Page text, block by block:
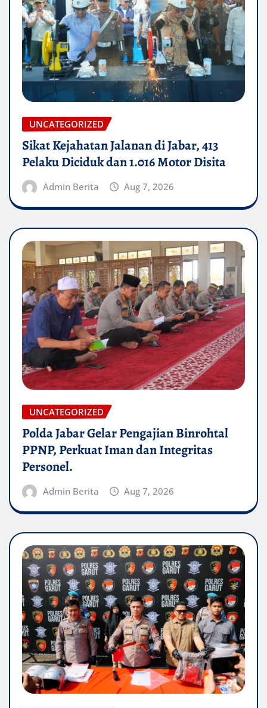
UNCATEGORIZED
Sikat Kejahatan Jalanan di Jabar, 413
Pelaku Diciduk dan 1.016 Motor Disita
Admin Berita Aug 7, 2026
UNCATEGORIZED
Polda Jabar Gelar Pengajian Binrohtal
PPNP, Perkuat Iman dan Integritas
Personel.
Admin Berita Aug 7, 2026